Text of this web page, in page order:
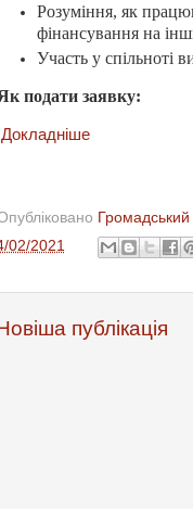
Розуміння, як
фінансування на
Участь у спільноті
подати заявку:
Докладніше
02/2021
публікація